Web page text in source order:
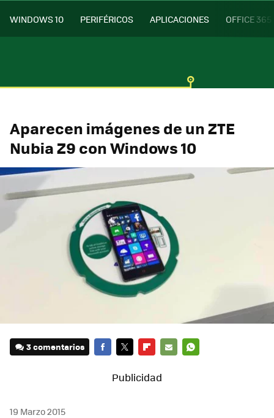
WINDOWS 10 PERIFÉRICOS APLICACIONES OFFICE 365
Aparecen imágenes de un ZTE
Nubia Z9 con Windows 10
3 comentarios
MAIL
19 Marzo 2015